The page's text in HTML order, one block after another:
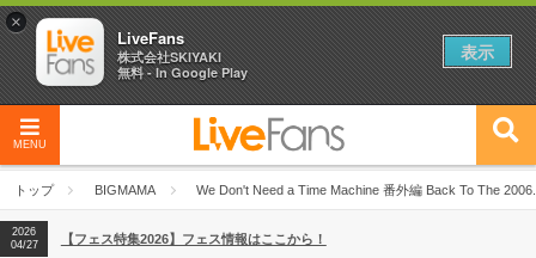
MENU
トップ BIGMAMA We Don't Need a Time Machine 番外編 Back To The
2026
04/27
2026
【ライブ動員ランキング】2026年上半期編発表！
2026
04/27
【フェス特集2026】フェス情報はここから！
×
LiveFans
株式会社SKIYAKI
無料 - In Google Play
表示